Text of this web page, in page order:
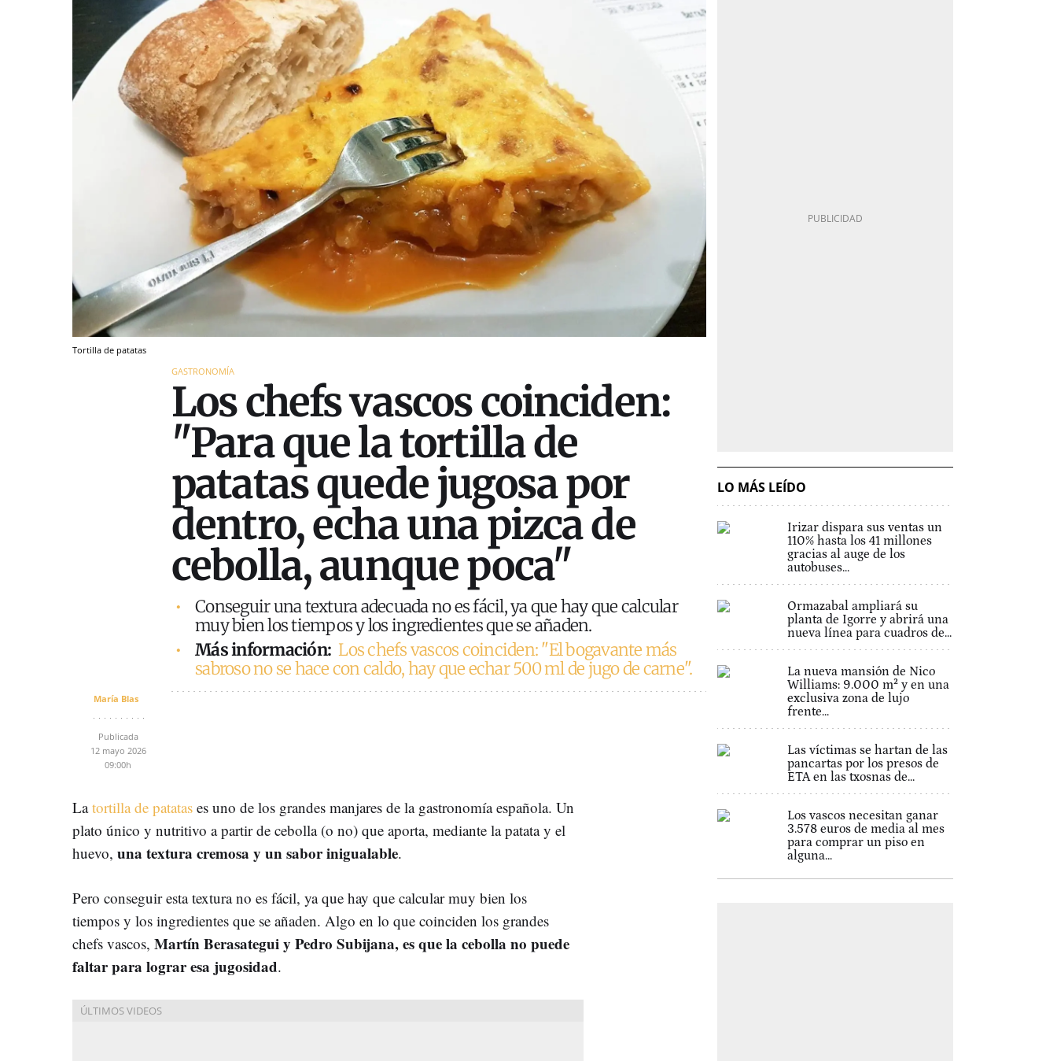
Tortilla de patatas
GASTRONOMÍA
Los chefs vascos coinciden:
"Para que la tortilla de
patatas quede jugosa por
dentro, echa una pizca de
cebolla, aunque poca"
Conseguir una textura adecuada no es fácil, ya que hay que calcular
muy bien los tiempos y los ingredientes que se añaden.
Más información: Los chefs vascos coinciden: "El bogavante más
sabroso no se hace con caldo, hay que echar 500 ml de jugo de carne".
María Blas
Publicada
12 mayo 2026
09:00h
Latortilla de patatas es uno de los grandes manjares de la gastronomía española. Un
plato único y nutritivo a partir de cebolla (o no) que aporta, mediante la patata y el
huevo, una textura cremosa y un sabor inigualable.
Pero conseguir esta textura no es fácil, ya que hay que calcular muy bien los
tiempos y los ingredientes que se añaden. Algo en lo que coinciden los grandes
chefs vascos, Martín Berasategui y Pedro Subijana, es que la cebolla no puede
faltar para lograr esa jugosidad.
LO MÁS LEÍDO
Irizar dispara sus ventas un
110% hasta los 41 millones
gracias al auge de los
autobuses...
Ormazabal ampliará su
planta de Igorre y abrirá una
nueva línea para cuadros de...
La nueva mansión de Nico
Williams: 9.000 m² y en una
exclusiva zona de lujo
frente...
Las víctimas se hartan de las
pancartas por los presos de
ETA en las txosnas de...
Los vascos necesitan ganar
3.578 euros de media al mes
para comprar un piso en
alguna...